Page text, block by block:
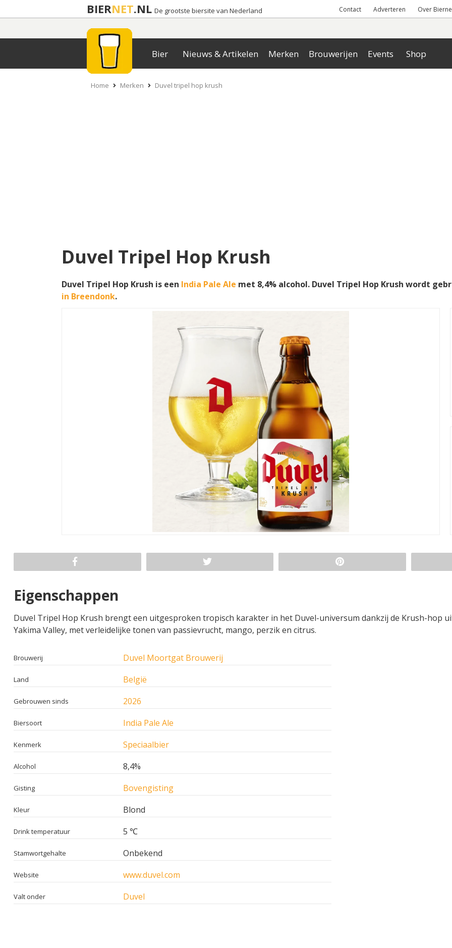
BIERNET.NL De grootste biersite van Nederland Contact Adverteren Over
Bier Nieuws & Artikelen Merken Brouwerijen Events Shop
Home Merken Duvel tripel hop krush
Duvel Tripel Hop Krush
Duvel Tripel Hop Krush is een India Pale Ale met 8,4% alcohol. Duvel Tripel Hop Krush wordt
in Breendonk.
Eigenschappen
Duvel Tripel Hop Krush brengt een uitgesproken tropisch karakter in het Duvel-universum dankzij de Krush-hop
Yakima Valley, met verleidelijke tonen van passievrucht, mango, perzik en citrus.
Brouwerij Duvel Moortgat Brouwerij
Land België
Gebrouwen sinds 2026
Biersoort India Pale Ale
Kenmerk Speciaalbier
Alcohol 8,4%
Gisting Bovengisting
Kleur Blond
Drink temperatuur 5 ℃
Stamwortgehalte Onbekend
Website www.duvel.com
Valt onder Duvel